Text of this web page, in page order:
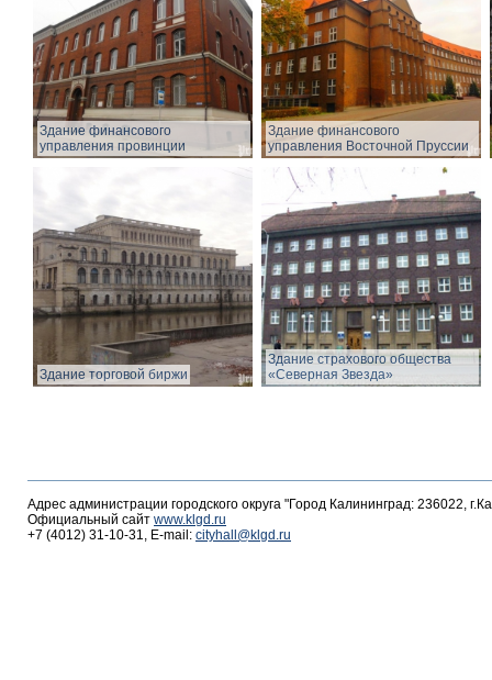
Здание финансового
управления провинции
Здание финансового
управления Восточной Пруссии
Здание торговой биржи
Здание страхового общества
«Северная Звезда»
Адрес администрации городского округа "Город Калининград: 236022,
Официальный сайт www.klgd.ru
+7 (4012) 31-10-31, E-mail: cityhall@klgd.ru